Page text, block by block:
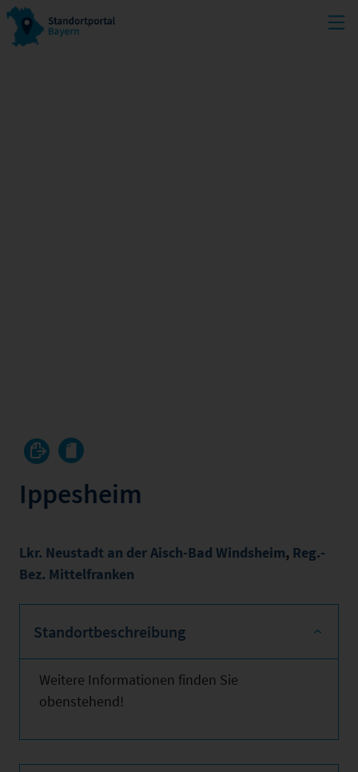
Ippesheim
Lkr. Neustadt an der Aisch-Bad Windsheim, Reg.-
Bez. Mittelfranken
Standortbeschreibung
Weitere Informationen finden Sie
obenstehend!